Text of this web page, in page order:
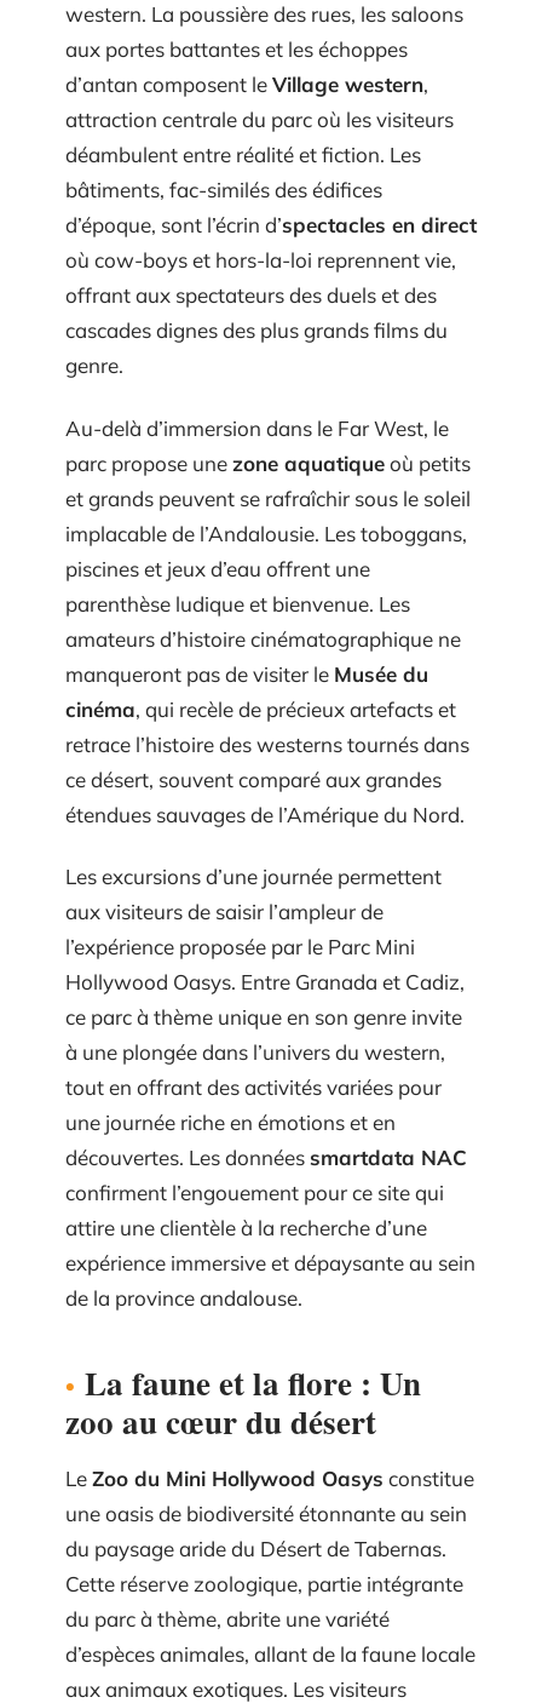
western. La poussière des rues, les saloons
aux portes battantes et les échoppes
d’antan composent leVillage western,
attraction centrale du parc où les visiteurs
déambulent entre réalité et fiction. Les
bâtiments, fac-similés des édifices
d’époque, sont l’écrin d’spectacles en direct
où cow-boys et hors-la-loi reprennent vie,
offrant aux spectateurs des duels et des
cascades dignes des plus grands films du
genre.
Au-delà d’immersion dans le Far West, le
parc propose unezone aquatiqueoù petits
et grands peuvent se rafraîchir sous le soleil
implacable de l’Andalousie. Les toboggans,
piscines et jeux d’eau offrent une
parenthèse ludique et bienvenue. Les
amateurs d’histoire cinématographique ne
manqueront pas de visiter le Musée du
cinéma, qui recèle de précieux artefacts et
retrace l’histoire des westerns tournés dans
ce désert, souvent comparé aux grandes
étendues sauvages de l’Amérique du Nord.
Les excursions d’une journée permettent
aux visiteurs de saisir l’ampleur de
l’expérience proposée par le Parc Mini
Hollywood Oasys. Entre Granada et Cadiz,
ce parc à thème unique en son genre invite
à une plongée dans l’univers du western,
tout en offrant des activités variées pour
une journée riche en émotions et en
découvertes. Les donnéessmartdata NAC
confirment l’engouement pour ce site qui
attire une clientèle à la recherche d’une
expérience immersive et dépaysante au sein
de la province andalouse.
La faune et la flore : Un
zoo au cœur du désert
LeZoo du Mini Hollywood Oasys constitue
une oasis de biodiversité étonnante au sein
du paysage aride du Désert de Tabernas.
Cette réserve zoologique, partie intégrante
du parc à thème, abrite une variété
d’espèces animales, allant de la faune locale
aux animaux exotiques. Les visiteurs